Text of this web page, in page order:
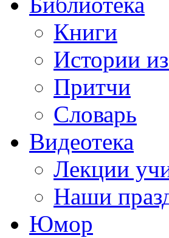
Книги
Истории
Притчи
Словарь
Видеотека
Лекции
Наши
Юмор